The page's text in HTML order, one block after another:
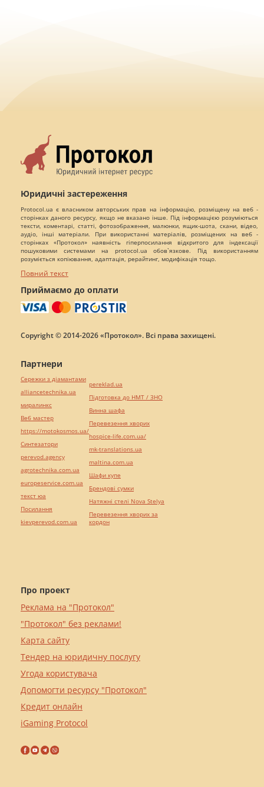
Юридичні застереження
Protocol.ua є власником авторських прав на інформацію, розміщену на веб -
сторінках даного ресурсу, якщо не вказано інше. Під інформацією розуміються
тексти, коментарі, статті, фотозображення, малюнки, ящик-шота, скани, відео,
аудіо, інші матеріали. При використанні матеріалів, розміщених на веб -
сторінках «Протокол» наявність гіперпосилання відкритого для індексації
пошуковими системами на protocol.ua обов`язкове. Під використанням
розуміється копіювання, адаптація, рерайтинг, модифікація тощо.
Повний текст
Приймаємо до оплати
Copyright © 2014-2026 «Протокол». Всі права захищені.
Про проект
Реклама на "Протокол"
"Протокол" без реклами!
Карта сайту
Тендер на юридичну послугу
Угода користувача
Допомогти ресурсу "Протокол"
Кредит онлайн
iGaming Protocol
Партнери
Сережки з діамантами
alliancetechnika.ua
миралинкс
Веб мастер
https://motokosmos.ua/
Синтезатори
perevod.agency
agrotechnika.com.ua
europeservice.com.ua
текст юа
Посилання
kievperevod.com.ua
pereklad.ua
Підготовка до НМТ / ЗНО
Винна шафа
Перевезення хворих
hospice-life.com.ua/
mk-translations.ua
maltina.com.ua
Шафи купе
Брендові сумки
Натяжні стелі Nova Stelya
Перевезення хворих за
кордон